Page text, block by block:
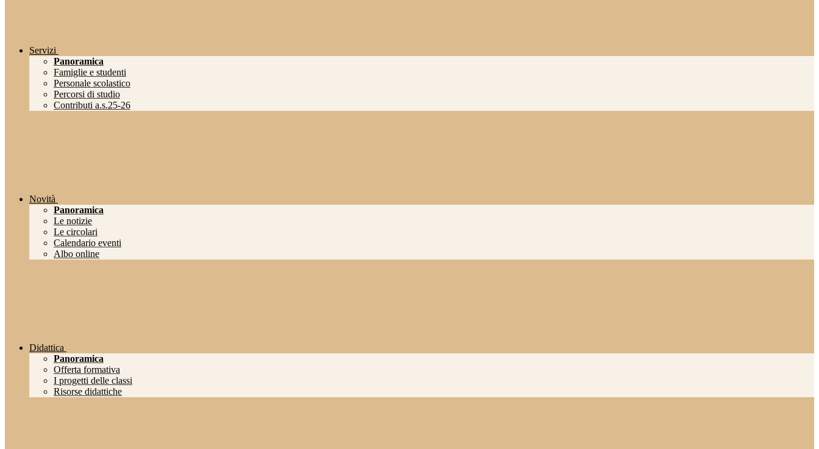
Servizi
Panoramica
Famiglie e studenti
Personale scolastico
Percorsi di studio
Contributi a.s.25-26
Novità
Panoramica
Le notizie
Le circolari
Calendario eventi
Albo online
Didattica
Panoramica
Offerta formativa
I progetti delle classi
Risorse didattiche